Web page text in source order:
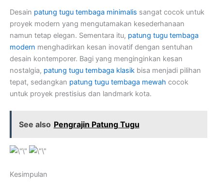
Desain patung tugu tembaga minimalis sangat cocok untuk
proyek modern yang mengutamakan kesederhanaan
namun tetap elegan. Sementara itu, patung tugu tembaga
modern menghadirkan kesan inovatif dengan sentuhan
desain kontemporer. Bagi yang menginginkan kesan
nostalgia, patung tugu tembaga klasik bisa menjadi pilihan
tepat, sedangkan patung tugu tembaga mewah cocok
untuk proyek prestisius dan landmark kota.
See also Pengrajin Patung Tugu
Kesimpulan